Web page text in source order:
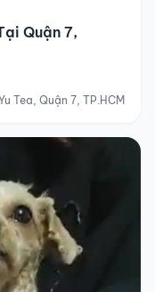
Quận 7,
Tea, Quận 7, TP.HCM